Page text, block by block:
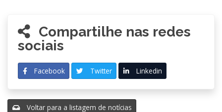
Compartilhe nas redes
sociais
Facebook Twitter Linkedin
Voltar para a listagem de notícias